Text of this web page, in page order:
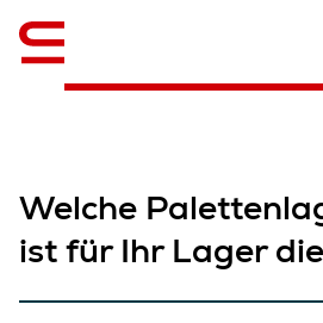
Whitepaper herunterladen
Welche
ist für Ihr Lager